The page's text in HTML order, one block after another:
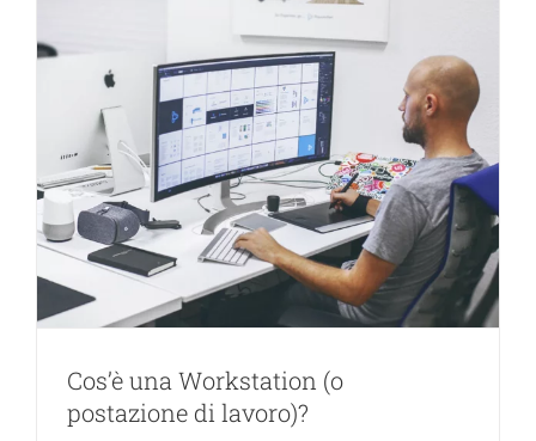
Cos’è una Workstation (o
postazione di lavoro)?